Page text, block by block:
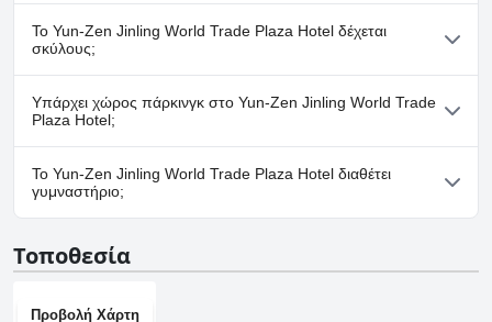
Όχι, το Yun-Zen Jinling World Trade Plaza Hotel δεν διαθέτει
σπα.
Το Yun-Zen Jinling World Trade Plaza Hotel δέχεται
σκύλους;
Όχι, το Yun-Zen Jinling World Trade Plaza Hotel δεν δέχεται
σκύλους.
Υπάρχει χώρος πάρκινγκ στο Yun-Zen Jinling World Trade
Plaza Hotel;
Ναι, υπάρχουν εγκαταστάσεις πάρκινγκ στο Yun-Zen Jinling
World Trade Plaza Hotel.
Το Yun-Zen Jinling World Trade Plaza Hotel διαθέτει
γυμναστήριο;
γυμναστήριο.
Τοποθεσία
Προβολή Χάρτη